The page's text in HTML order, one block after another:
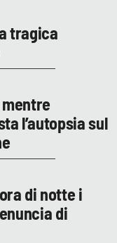
tragica
l’autopsia sul
di notte i
di